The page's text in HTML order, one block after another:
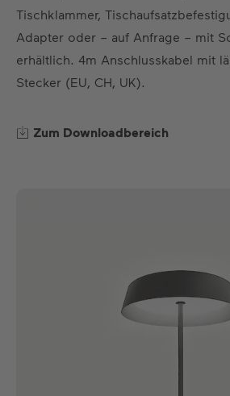
Tischklammer,
Adapter oder – auf Anfrage – mit
erhältlich. 4m Anschlusskabel mit
Stecker (EU, CH, UK).
Zum Downloadbereich